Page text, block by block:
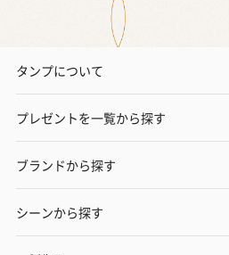
タンプについて
プレゼントを一覧から探す
ブランドから探す
シーンから探す